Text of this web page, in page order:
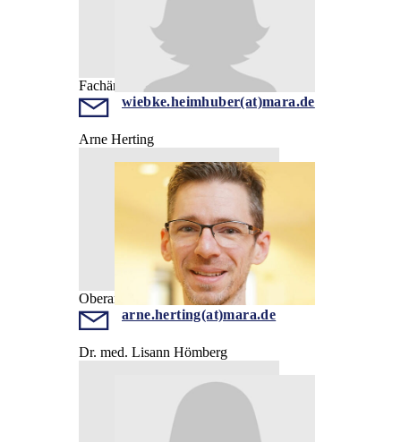
Fachärztin
wiebke.heimhuber(at)mara.de
Arne Herting
Oberarzt
arne.herting(at)mara.de
Dr. med. Lisann Hömberg